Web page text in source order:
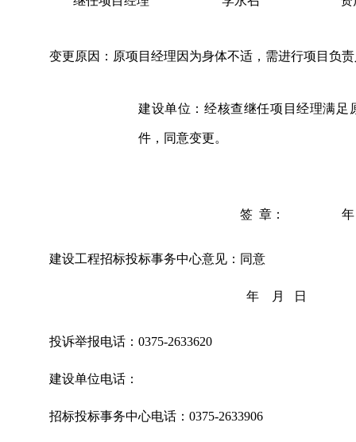
变更原因 ： 原项目经理因为身体不适，需进行项目负
建设单位 ：经核查继任项目经理满
件，同意变更。
签 章： 年
建设工程招标投标事务中心意见： 同意
年 月 日
投诉举报电话： 0375-2633620
建设单位电话：
招标投标事务中心电话： 0375-2633906